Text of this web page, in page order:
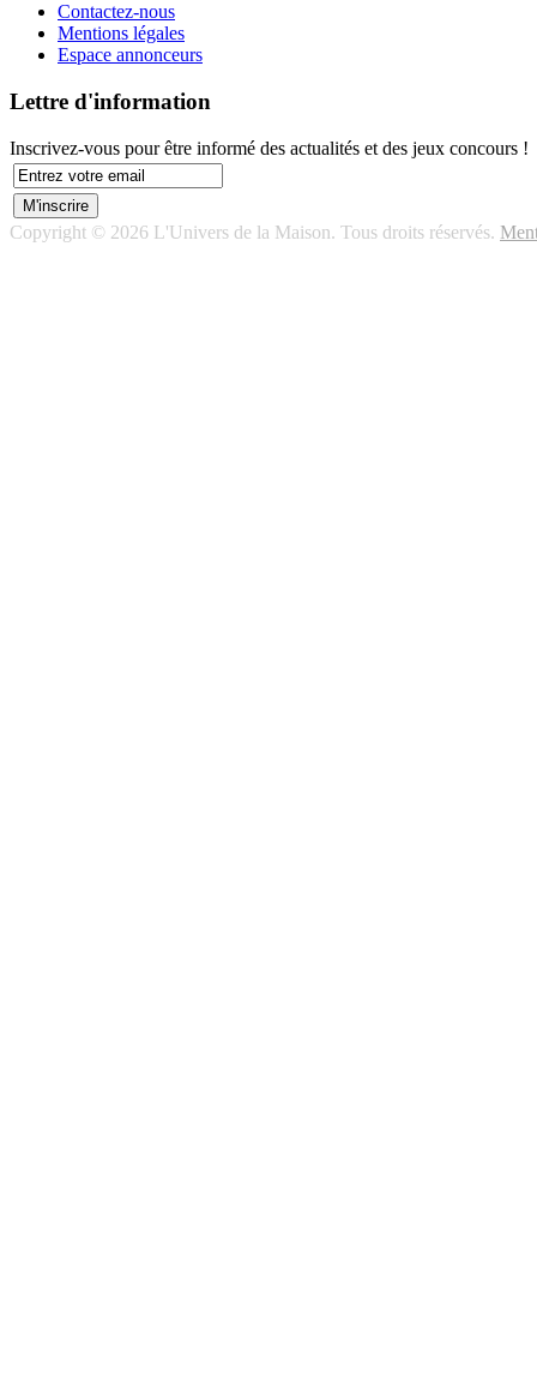
Contactez-nous
Mentions légales
Espace annonceurs
Lettre d'information
Inscrivez-vous pour être informé des actualités et des jeux concours !
Copyright © 2026 L'Univers de la Maison. Tous droits réservés.